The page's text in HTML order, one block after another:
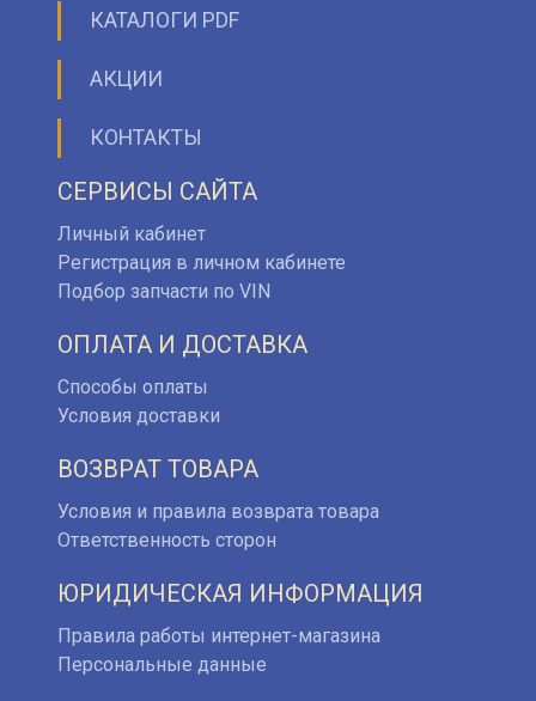
КАТАЛОГИ PDF
АКЦИИ
КОНТАКТЫ
СЕРВИСЫ САЙТА
Личный кабинет
Регистрация в личном кабинете
Подбор запчасти по VIN
ОПЛАТА И ДОСТАВКА
Способы оплаты
Условия доставки
ВОЗВРАТ ТОВАРА
Условия и правила возврата товара
Ответственность сторон
ЮРИДИЧЕСКАЯ ИНФОРМАЦИЯ
Правила работы интернет-магазина
Персональные данные